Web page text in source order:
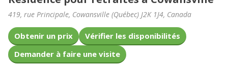
419, rue Principale, Cowansville (Québec) J2K 1J4, Canada
Obtenir un prix
Vérifier les disponibilités
Demander à faire une visite